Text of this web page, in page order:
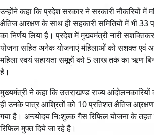
उन्होंने कहा कि प्रदेश सरकार ने सरकारी नौकरियों में
क्षैतिज आरक्षण के साथ ही सहकारी समितियों में भी 33
का निर्णय लिया है। प्रदेश में मुख्यमंत्री नारी
योजना सहित अनेक योजनाएं महिलाओं को सशक्त एवं
महिला स्वयं सहायता समूहों को 5 लाख तक का ऋण
है।
मुख्यमंत्री ने कहा कि उत्तराखण्ड राज्य
ही उनके पात्र आश्रितों को 10 प्रतिशत क्षैतिज आरक्षण
गया है। अन्त्योदय निःशुल्क गैस रिफिल योजना के
रिफिल मुफ्त दिये जा रहे है।